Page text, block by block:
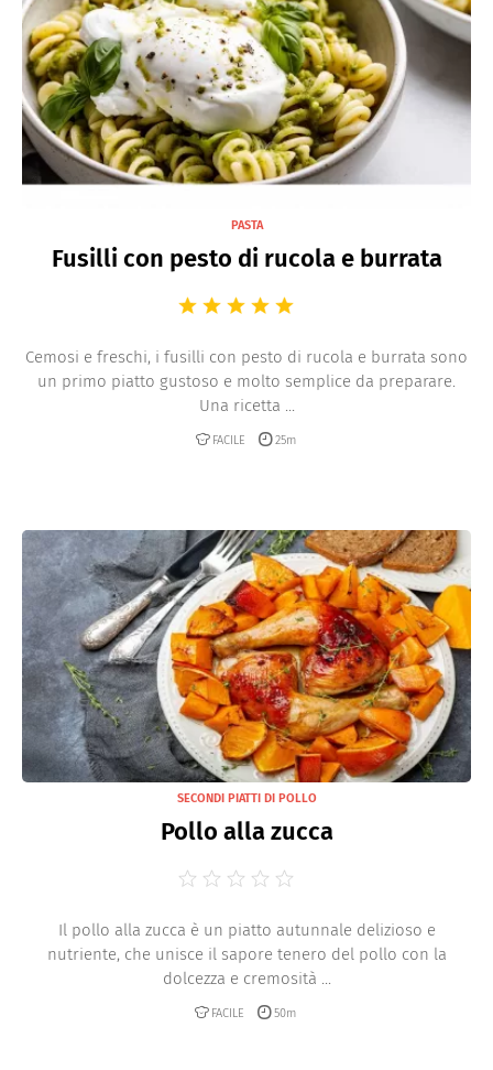
PASTA
Fusilli con pesto di rucola e burrata
Cemosi e freschi, i fusilli con pesto di rucola e burrata sono
un primo piatto gustoso e molto semplice da preparare.
Una ricetta ...
FACILE 25m
SECONDI PIATTI DI POLLO
Pollo alla zucca
Il pollo alla zucca è un piatto autunnale delizioso e
nutriente, che unisce il sapore tenero del pollo con la
dolcezza e cremosità ...
FACILE 50m